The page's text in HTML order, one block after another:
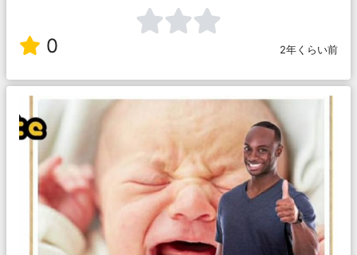
0 2年くらい前